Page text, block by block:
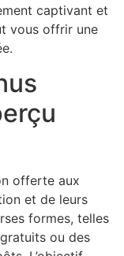
captivant et
vous offrir une
offerte aux
et de leurs
formes, telles
ou des